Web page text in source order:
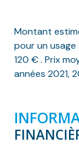
Montant
pour un
120 € . Prix
années 2021,